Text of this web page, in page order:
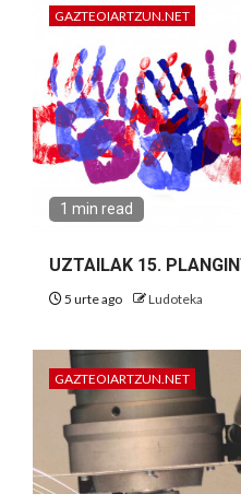
GAZTEOIARTZUN.NET
1 min read
UZTAILAK 15.
5 urte ago Ludoteka
GAZTEOIARTZUN.NET